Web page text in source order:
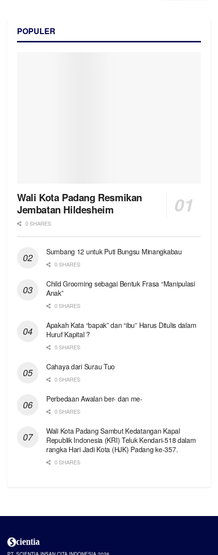
POPULER
Wali Kota Padang Resmikan
Jembatan Hildesheim
0 SHARES
Sumbang 12 untuk Puti Bungsu Minangkabau
0 SHARES
Child Grooming sebagai Bentuk Frasa “Manipulasi
Anak”
0 SHARES
Apakah Kata “bapak” dan “ibu” Harus Ditulis dalam
Huruf Kapital ?
0 SHARES
Cahaya dari Surau Tuo
0 SHARES
Perbedaan Awalan ber- dan me-
0 SHARES
Wali Kota Padang Sambut Kedatangan Kapal
Republik Indonesia (KRI) Teluk Kendari-518 dalam
rangka Hari Jadi Kota (HJK) Padang ke-357.
0 SHARES